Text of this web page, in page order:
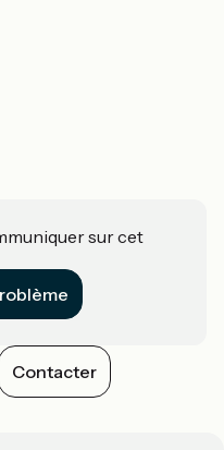
sur cet
Contacter